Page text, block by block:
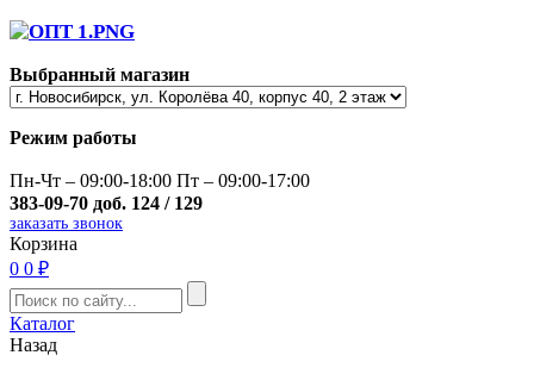
Выбранный магазин
Режим работы
Пн-Чт – 09:00-18:00 Пт – 09:00-17:00
383-09-70 доб. 124 / 129
заказать звонок
Корзина
0 0 ₽
Каталог
Назад